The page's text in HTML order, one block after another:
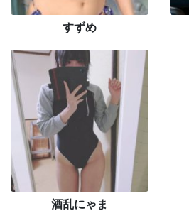
すずめ
酒乱にゃま